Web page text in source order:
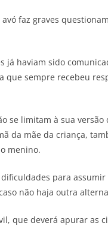
faz graves
já haviam sido
que sempre recebeu
se limitam à sua
da mãe da criança,
menino.
para
não haja outra
que deverá apurar as